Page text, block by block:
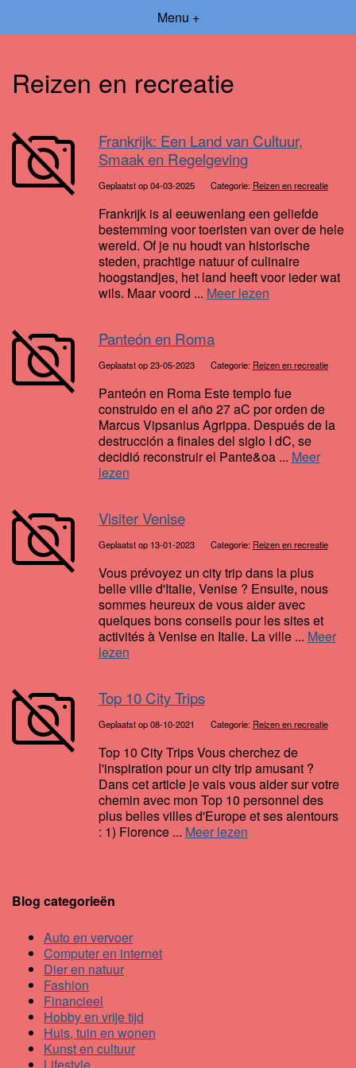
Menu +
Reizen en recreatie
Frankrijk: Een Land van Cultuur,
Smaak en Regelgeving
Geplaatst op 04-03-2025 Categorie: Reizen en recreatie
Frankrijk is al eeuwenlang een geliefde
bestemming voor toeristen van over de hele
wereld. Of je nu houdt van historische
steden, prachtige natuur of culinaire
hoogstandjes, het land heeft voor ieder wat
wils. Maar voord ... Meer lezen
Panteón en Roma
Geplaatst op 23-05-2023 Categorie: Reizen en recreatie
Panteón en Roma Este templo fue
construido en el año 27 aC por orden de
Marcus Vipsanius Agrippa. Después de la
destrucción a finales del siglo I dC, se
decidió reconstruir el Pante&oa ... Meer
lezen
Visiter Venise
Geplaatst op 13-01-2023 Categorie: Reizen en recreatie
Vous prévoyez un city trip dans la plus
belle ville d'Italie, Venise ? Ensuite, nous
sommes heureux de vous aider avec
quelques bons conseils pour les sites et
activités à Venise en Italie. La ville ... Meer
lezen
Top 10 City Trips
Geplaatst op 08-10-2021 Categorie: Reizen en recreatie
Top 10 City Trips Vous cherchez de
l'inspiration pour un city trip amusant ?
Dans cet article je vais vous aider sur votre
chemin avec mon Top 10 personnel des
plus belles villes d'Europe et ses alentours
: 1) Florence ... Meer lezen
Blog categorieën
Auto en vervoer
Computer en internet
Dier en natuur
Fashion
Financieel
Hobby en vrije tijd
Huis, tuin en wonen
Kunst en cultuur